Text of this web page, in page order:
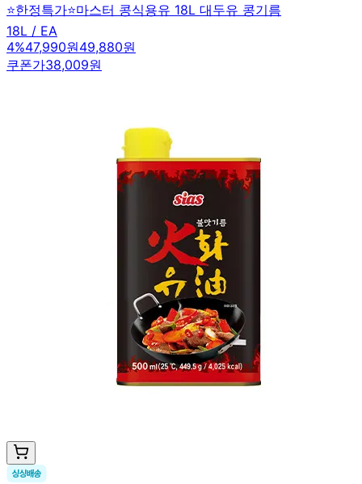
⭐한정특가⭐마스터 콩식용유 18L 대두유 콩기름
18L / EA
4%47,990원49,880원
쿠폰가38,009원